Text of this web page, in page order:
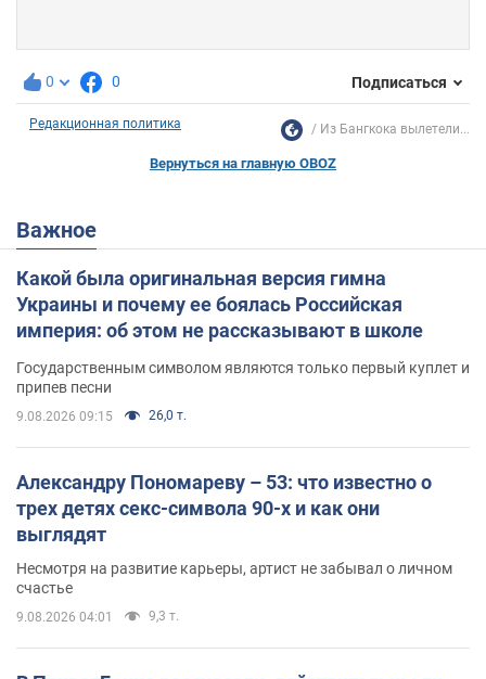
0 0 Подписаться
Редакционная политика Из Бангкока вылетели...
Вернуться на главную OBOZ
Важное
Какой была оригинальная версия гимна
Украины и почему ее боялась Российская
империя: об этом не рассказывают в школе
Государственным символом являются только первый куплет и
припев песни
9.08.2026 09:15 26,0 т.
Александру Пономареву – 53: что известно о
трех детях секс-символа 90-х и как они
выглядят
Несмотря на развитие карьеры, артист не забывал о личном
счастье
9.08.2026 04:01 9,3 т.